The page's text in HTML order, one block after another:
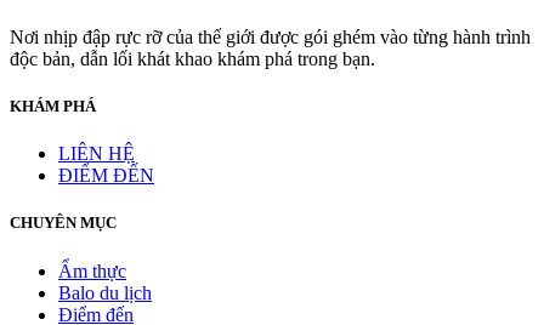
Nơi nhịp đập rực rỡ của thế giới được gói ghém vào từng hành trình
độc bản, dẫn lối khát khao khám phá trong bạn.
KHÁM PHÁ
LIÊN HỆ
ĐIỂM ĐẾN
CHUYÊN MỤC
Ẩm thực
Balo du lịch
Điểm đến